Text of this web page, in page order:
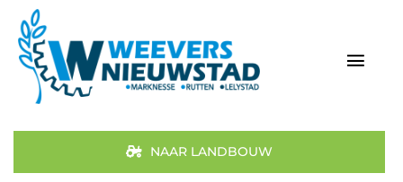
naar
inhoud
Aanbod
NAAR LANDBOUW